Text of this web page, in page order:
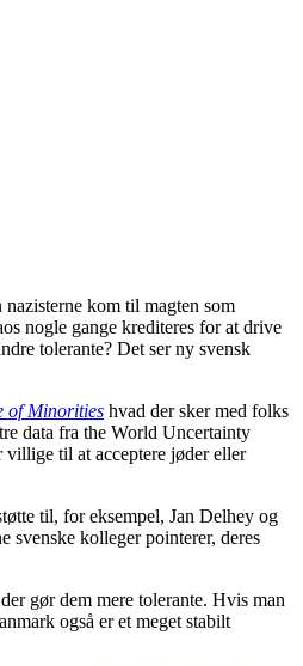
kom til magten som
nogle gange krediteres for at drive
tolerante? Det ser ny svensk
of Minorities hvad der sker med folks
data fra the World Uncertainty
til at acceptere jøder eller
til, for eksempel, Jan Delhey og
kolleger pointerer, deres
gør dem mere tolerante. Hvis man
også er et meget stabilt